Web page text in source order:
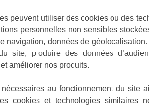
peuvent utiliser des cookies ou des
personnelles non sensibles
navigation, données de
site, produire des données
améliorer nos produits.
nécessaires au fonctionnement du site
cookies et technologies similaires